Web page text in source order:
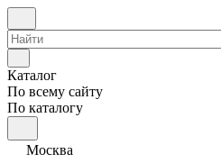
Каталог
По всему сайту
По каталогу
Москва